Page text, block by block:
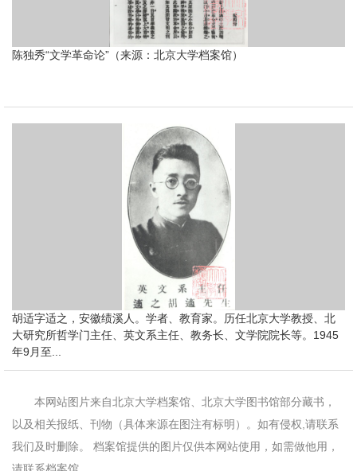
陈独秀“文学革命论”（来源：北京大学档案馆）
胡适字适之，安徽绩溪人。学者、教育家。历任北京大学教授、北
大研究所哲学门主任、英文系主任、教务长、文学院院长等。1945
年9月至...
本网站图片来自北京大学档案馆、北京大学图书馆部分藏书，
以及相关报纸、刊物（具体来源在图注有标明）。如有侵权,请联系
我们及时删除。 档案馆提供的图片仅供本网站使用，如需做他用，